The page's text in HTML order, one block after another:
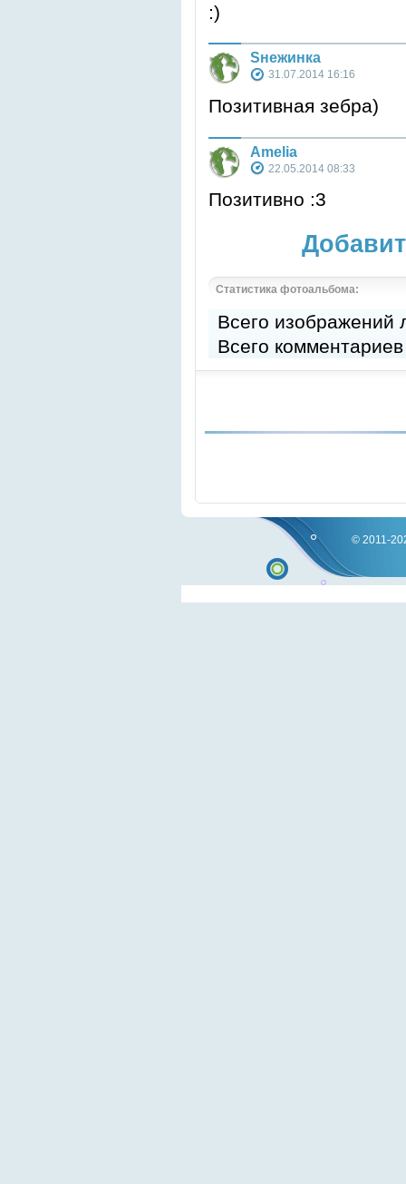
:)
Sнежинка
31.07.2014 16:16
Позитивная зебра)
Amelia
22.05.2014 08:33
Позитивно :3
Статистика фотоальбома:
Всего
Всего
© 2011-